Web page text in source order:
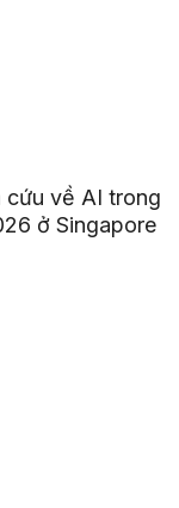
cứu về AI trong
ở Singapore